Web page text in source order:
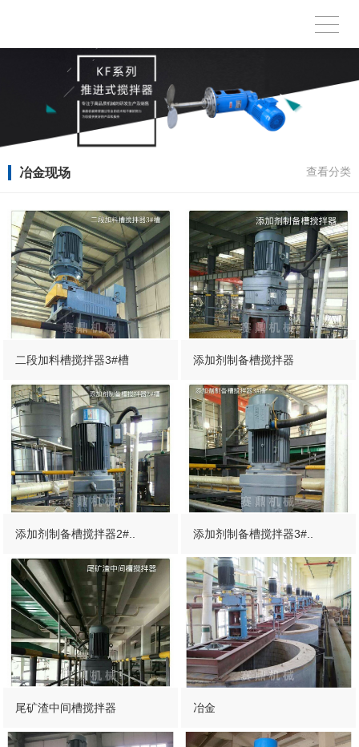
冶金现场 查看分类
二段加料槽搅拌器3#槽 添加剂制备槽搅拌器
添加剂制备槽搅拌器2#.. 添加剂制备槽搅拌器3#..
尾矿渣中间槽搅拌器 冶金